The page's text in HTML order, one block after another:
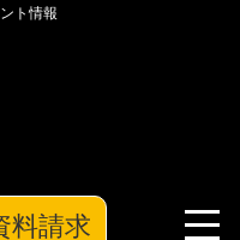
料請求
ト情報
Rights Reserved.